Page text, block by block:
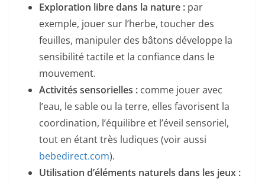
Exploration libre dans la nature : par
exemple, jouer sur l’herbe, toucher des
feuilles, manipuler des bâtons développe la
sensibilité tactile et la confiance dans le
mouvement.
Activités sensorielles : comme jouer avec
l’eau, le sable ou la terre, elles favorisent la
coordination, l’équilibre et l’éveil sensoriel,
tout en étant très ludiques (voir aussi
bebedirect.com).
Utilisation d’éléments naturels dans les jeux :